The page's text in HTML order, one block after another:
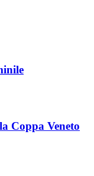
Coppa Veneto